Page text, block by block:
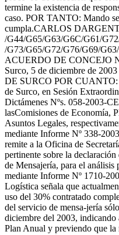
termine la existencia de
caso. POR TANTO: Mando
cumpla.CARLOS
/G44/G65/G63/G6C/G61/
/G73/G65/G72/G76/G69/
ACUERDO DE CONCEJO
Surco, 5 de diciembre de
DE SURCO POR CUANTO:
de Surco, en Sesión
Dictámenes Nºs. 058-2003-
lasComisiones de Economía,
Asuntos Legales,
mediante Informe Nº 338-
remite a la Oficina de
pertinente sobre la
de Mensajería, para el
mediante Informe Nº 1710-
Logística señala que
uso del 30% contratado
del servicio de mensa-jería
diciembre del 2003, indicando
Plan Anual y previendo que la